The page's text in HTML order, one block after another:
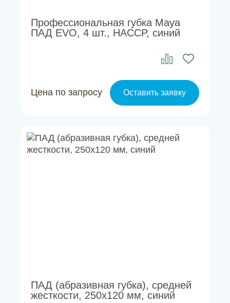
Профессиональная губка Maya
ПАД EVO, 4 шт., HACCP, синий
Цена по запросу Оставить заявку
ПАД (абразивная губка), средней
жесткости, 250х120 мм, синий